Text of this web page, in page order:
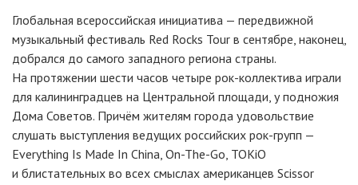
Глобальная всероссийская инициатива — передвижной
музыкальный фестиваль Red Rocks Tour в сентябре, наконец,
добрался до самого западного региона страны.
На протяжении шести часов четыре рок-коллектива играли
для калининградцев на Центральной площади, у подножия
Дома Советов. Причём жителям города удовольствие
слушать выступления ведущих российских рок-групп —
Everything Is Made In China, On-The-Go, TOKiO
и блистательных во всех смыслах американцев Scissor